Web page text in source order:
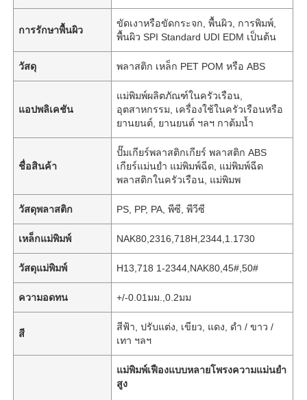
บ้าน
ผลิตภัณฑ์
การรักษาพื้นผิว
ขัดเงาหรือขัดกระจก, พื้นผิว, การพิมพ์,
พื้นผิว SPI Standard UDI EDM เป็นต้น
วัสดุ พลาสติก เหล็ก PET POM หรือ ABS
แอปพลิเคชัน
แม่พิมพ์ผลิตภัณฑ์ในครัวเรือน,
อุตสาหกรรม, เครื่องใช้ในครัวเรือนหรือ
ยานยนต์, ยานยนต์ ฯลฯ กาต้มน้ำ
ชื่อสินค้า
ปั๊มเกียร์พลาสติกเกียร์ พลาสติก ABS
เกียร์แม่นยำ แม่พิมพ์ฉีด, แม่พิมพ์ฉีด
พลาสติกในครัวเรือน, แม่พิมพ
วัสดุพลาสติก PS, PP, PA, พีซี, พีวีซี
เหล็กแม่พิมพ์ NAK80,2316,718H,2344,1.1730
วัสดุแม่พิมพ์ H13,718 1-2344,NAK80,45#,50#
ความอดทน +/-0.01มม.,0.2มม
สี
สีฟ้า, ปรับแต่ง, เขียว, แดง, ดำ / ขาว /
เทา ฯลฯ
แม่พิมพ์เฟืองแบบหลายโพรงความแม่นยำ
สูง